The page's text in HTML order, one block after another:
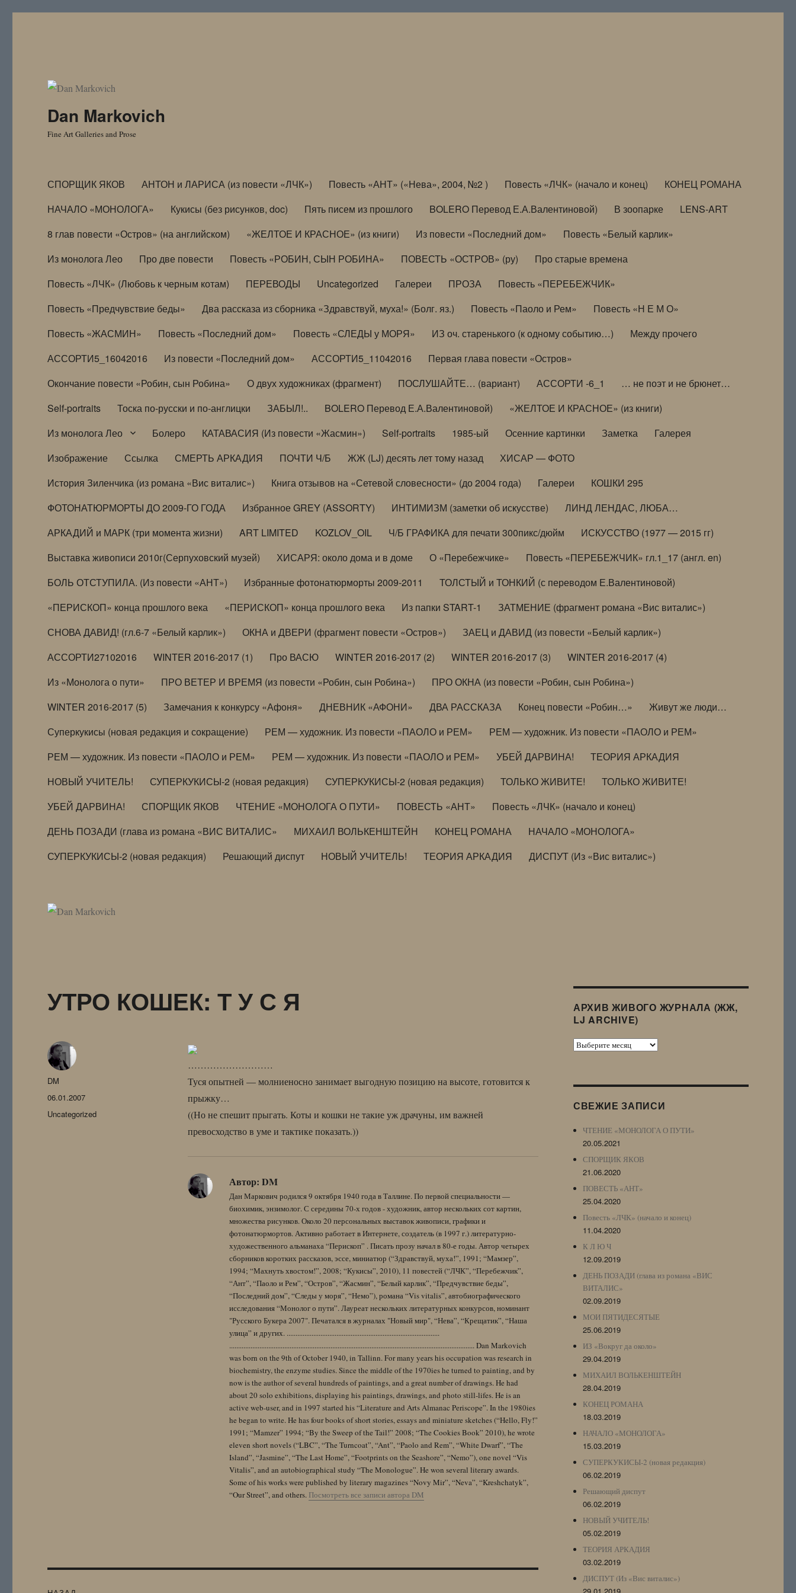
Dan Markovich
Fine Art Galleries and Prose
СПОРЩИК ЯКОВ АНТОН и ЛАРИСА (из повести «ЛЧК») Повесть «АНТ» («Нева», 2004, №2 ) Повесть «ЛЧК» (начало и конец)
КОНЕЦ РОМАНА
НАЧАЛО «МОНОЛОГА»
Кукисы (без рисунков, doc) Пять писем из прошлого BOLERO Перевод Е.А.Валентиновой) В зоопарке
LENS-ART
8 глав повести «Остров» (на английском)
«ЖЕЛТОЕ И КРАСНОЕ» (из книги) Из повести «Последний дом»
Повесть «Белый карлик»
Из монолога Лео
Про две повести Повесть «РОБИН, СЫН РОБИНА» ПОВЕСТЬ «ОСТРОВ» (ру)
Про старые времена
Повесть «ЛЧК» (Любовь к черным котам)
ПЕРЕВОДЫ Uncategorized Галереи ПРОЗА
Повесть «ПЕРЕБЕЖЧИК»
Повесть «Предчувствие беды»
Два рассказа из сборника «Здравствуй, муха!» (Болг. яз.) Повесть «Паоло и Рем»
Повесть «Н Е М О»
Повесть «ЖАСМИН»
Повесть «Последний дом» Повесть «СЛЕДЫ у МОРЯ» ИЗ оч. старенького (к одному событию…)
Между прочего
АССОРТИ5_16042016
Из повести «Последний дом» АССОРТИ5_11042016
Первая глава повести «Остров»
Окончание повести «Робин, сын Робина»
О двух художниках (фрагмент) ПОСЛУШАЙТЕ… (вариант) АССОРТИ -6_1
… не поэт и не брюнет…
Self-portraits
Тоска по-русски и по-англицки ЗАБЫЛ!.. BOLERO Перевод Е.А.Валентиновой)
«ЖЕЛТОЕ И КРАСНОЕ» (из книги)
Из монолога Лео
Болеро КАТАВАСИЯ (Из повести «Жасмин») Self-portraits 1985-ый Осенние картинки Заметка
Галерея
Изображение
Ссылка СМЕРТЬ АРКАДИЯ ПОЧТИ Ч/Б ЖЖ (LJ) десять лет тому назад
ХИСАР — ФОТО
История Зиленчика (из романа «Вис виталис»)
Книга отзывов на «Сетевой словесности» (до 2004 года) Галереи
КОШКИ 295
ФОТОНАТЮРМОРТЫ ДО 2009-ГО ГОДА
Избранное GREY (ASSORTY) ИНТИМИЗМ (заметки об искусстве)
ЛИНД ЛЕНДАС, ЛЮБА…
АРКАДИЙ и МАРК (три момента жизни)
ART LIMITED KOZLOV_OIL Ч/Б ГРАФИКА для печати 300пикс/дюйм
ИСКУССТВО (1977 — 2015 гг)
Выставка живописи 2010г(Серпуховский музей)
ХИСАРЯ: около дома и в доме О «Перебежчике»
Повесть «ПЕРЕБЕЖЧИК» гл.1_17 (англ. en)
БОЛЬ ОТСТУПИЛА. (Из повести «АНТ»)
Избранные фотонатюрморты 2009-2011
ТОЛСТЫЙ и ТОНКИЙ (с переводом Е.Валентиновой)
«ПЕРИСКОП» конца прошлого века
«ПЕРИСКОП» конца прошлого века Из папки START-1
ЗАТМЕНИЕ (фрагмент романа «Вис виталис»)
СНОВА ДАВИД! (гл.6-7 «Белый карлик»)
ОКНА и ДВЕРИ (фрагмент повести «Остров»)
ЗАЕЦ и ДАВИД (из повести «Белый карлик»)
АССОРТИ27102016
WINTER 2016-2017 (1) Про ВАСЮ WINTER 2016-2017 (2) WINTER 2016-2017 (3)
WINTER 2016-2017 (4)
Из «Монолога о пути»
ПРО ВЕТЕР И ВРЕМЯ (из повести «Робин, сын Робина»)
ПРО ОКНА (из повести «Робин, сын Робина»)
WINTER 2016-2017 (5)
Замечания к конкурсу «Афоня» ДНЕВНИК «АФОНИ» ДВА РАССКАЗА Конец повести «Робин…»
Живут же люди…
Суперкукисы (новая редакция и сокращение)
РЕМ — художник. Из повести «ПАОЛО и РЕМ»
РЕМ — художник. Из повести «ПАОЛО и РЕМ»
РЕМ — художник. Из повести «ПАОЛО и РЕМ»
РЕМ — художник. Из повести «ПАОЛО и РЕМ» УБЕЙ ДАРВИНА!
ТЕОРИЯ АРКАДИЯ
НОВЫЙ УЧИТЕЛЬ!
СУПЕРКУКИСЫ-2 (новая редакция) СУПЕРКУКИСЫ-2 (новая редакция) ТОЛЬКО ЖИВИТЕ!
ТОЛЬКО ЖИВИТЕ!
УБЕЙ ДАРВИНА!
СПОРЩИК ЯКОВ ЧТЕНИЕ «МОНОЛОГА О ПУТИ» ПОВЕСТЬ «АНТ»
Повесть «ЛЧК» (начало и конец)
ДЕНЬ ПОЗАДИ (глава из романа «ВИС ВИТАЛИС»
МИХАИЛ ВОЛЬКЕНШТЕЙН КОНЕЦ РОМАНА
НАЧАЛО «МОНОЛОГА»
СУПЕРКУКИСЫ-2 (новая редакция)
Решающий диспут НОВЫЙ УЧИТЕЛЬ! ТЕОРИЯ АРКАДИЯ ДИСПУТ (Из «Вис виталис»)
УТРО КОШЕК: Т У С Я
………………………
Туся опытней — молниеносно занимает выгодную позицию на высоте, готовится к
прыжку…
((Но не спешит прыгать. Коты и кошки не такие уж драчуны, им важней
превосходство в уме и тактике показать.))
Автор: DM
Дан Маркович родился 9 октября 1940 года в Таллине. По первой специальности —
биохимик, энзимолог. С середины 70-х годов - художник, автор нескольких сот картин,
множества рисунков. Около 20 персональных выставок живописи, графики и
фотонатюрмортов. Активно работает в Интернете, создатель (в 1997 г.) литературно-
художественного альманаха “Перископ” . Писать прозу начал в 80-е годы. Автор четырех
сборников коротких рассказов, эссе, миниатюр (“Здравствуй, муха!”, 1991; “Мамзер”,
1994; “Махнуть хвостом!”, 2008; “Кукисы”, 2010), 11 повестей (“ЛЧК”, “Перебежчик”,
“Ант”, “Паоло и Рем”, “Остров”, “Жасмин”, “Белый карлик”, “Предчувствие беды”,
“Последний дом”, “Следы у моря”, “Немо”), романа “Vis vitalis”, автобиографического
исследования “Монолог о пути”. Лауреат нескольких литературных конкурсов, номинант
"Русского Букера 2007". Печатался в журналах "Новый мир", “Нева”, “Крещатик”, “Наша
улица” и других. ......................................................................................
.......................................................................................................................................... Dan Markovich
was born on the 9th of October 1940, in Tallinn. For many years his occupation was research in
biochemistry, the enzyme studies. Since the middle of the 1970ies he turned to painting, and by
now is the author of several hundreds of paintings, and a great number of drawings. He had
about 20 solo exhibitions, displaying his paintings, drawings, and photo still-lifes. He is an
active web-user, and in 1997 started his “Literature and Arts Almanac Periscope”. In the 1980ies
he began to write. He has four books of short stories, essays and miniature sketches (“Hello, Fly!”
1991; “Mamzer” 1994; “By the Sweep of the Tail!” 2008; “The Cookies Book” 2010), he wrote
eleven short novels (“LBC”, “The Turncoat”, “Ant”, “Paolo and Rem”, “White Dwarf”, “The
Island”, “Jasmine”, “The Last Home”, “Footprints on the Seashore”, “Nemo”), one novel “Vis
Vitalis”, and an autobiographical study “The Monologue”. He won several literary awards.
Some of his works were published by literary magazines “Novy Mir”, “Neva”, “Kreshchatyk”,
“Our Street”, and others. Посмотреть все записи автора DM
Автор
DM
Опубликовано
06.01.2007
Рубрики
Uncategorized
АРХИВ ЖИВОГО ЖУРНАЛА (ЖЖ,
LJ ARCHIVE)
Архив
Archive)
СВЕЖИЕ ЗАПИСИ
ЧТЕНИЕ «МОНОЛОГА О ПУТИ»
20.05.2021
СПОРЩИК ЯКОВ
21.06.2020
ПОВЕСТЬ «АНТ»
25.04.2020
Повесть «ЛЧК» (начало и конец)
11.04.2020
К Л Ю Ч
12.09.2019
ДЕНЬ ПОЗАДИ (глава из романа «ВИС
ВИТАЛИС»
02.09.2019
МОИ ПЯТИДЕСЯТЫЕ
25.06.2019
ИЗ «Вокруг да около»
29.04.2019
МИХАИЛ ВОЛЬКЕНШТЕЙН
28.04.2019
КОНЕЦ РОМАНА
18.03.2019
НАЧАЛО «МОНОЛОГА»
15.03.2019
СУПЕРКУКИСЫ-2 (новая редакция)
06.02.2019
Решающий диспут
06.02.2019
НОВЫЙ УЧИТЕЛЬ!
05.02.2019
ТЕОРИЯ АРКАДИЯ
03.02.2019
ДИСПУТ (Из «Вис виталис»)